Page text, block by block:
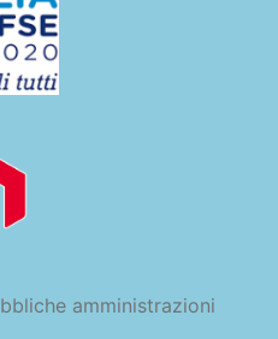
amministrazioni